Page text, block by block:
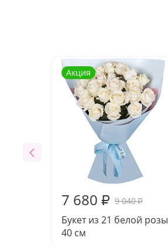
Акция
7 680 ₽ 9 040₽
Букет из 21 белой розы
40 см